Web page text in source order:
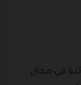
في مجال